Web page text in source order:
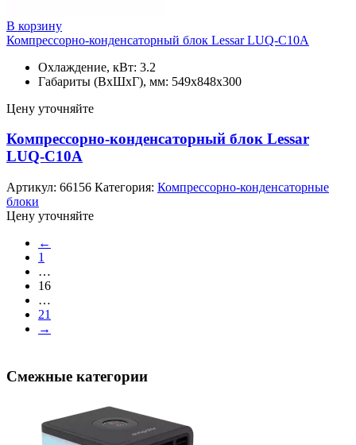
В корзину
Компрессорно-конденсаторный блок Lessar LUQ-C10A
Охлаждение, кВт: 3.2
Габариты (ВхШхГ), мм: 549x848x300
Цену уточняйте
Компрессорно-конденсаторный блок Lessar
LUQ-C10A
Артикул: 66156 Категория: Компрессорно-конденсаторные
блоки
Цену уточняйте
←
1
…
16
…
21
→
Смежные категории